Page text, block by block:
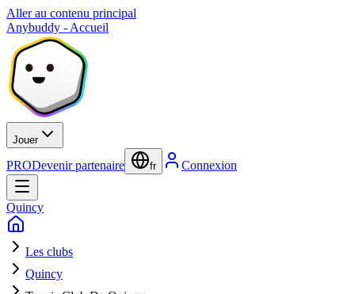
Aller au contenu principal
Anybuddy - Accueil
Jouer
PRODevenir partenaire fr Connexion
Quincy
Les clubs
Quincy